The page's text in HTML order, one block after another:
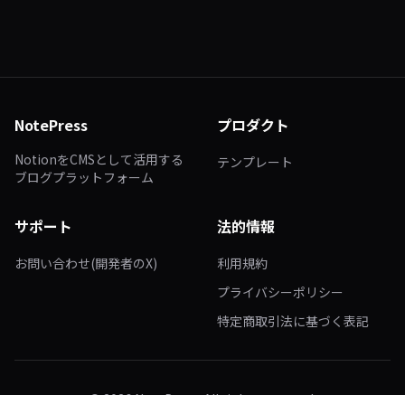
NotePress
NotionをCMSとして活用する
ブログプラットフォーム
プロダクト
テンプレート
サポート
お問い合わせ(開発者のX)
法的情報
利用規約
プライバシーポリシー
特定商取引法に基づく表記